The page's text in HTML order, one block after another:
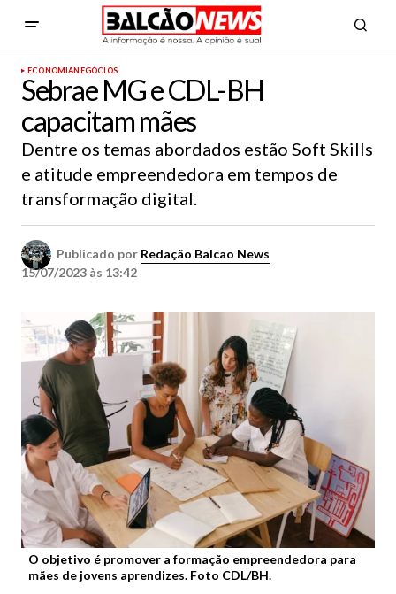
ECONOMIANEGÓCIOS
Sebrae MG e CDL-BH
capacitam mães
Dentre os temas abordados estão Soft Skills
e atitude empreendedora em tempos de
transformação digital.
Publicado por Redação Balcao News
15/07/2023 às 13:42
O objetivo é promover a formação empreendedora para
mães de jovens aprendizes. Foto CDL/BH.